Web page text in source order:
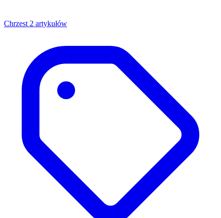
Chrzest 2 artykułów